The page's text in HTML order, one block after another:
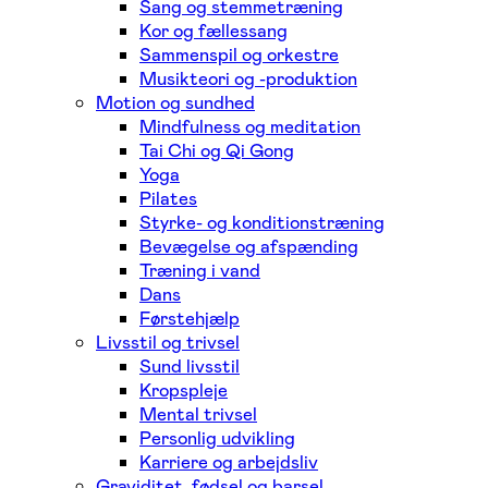
Sang og stemmetræning
Kor og fællessang
Sammenspil og orkestre
Musikteori og -produktion
Motion og sundhed
Mindfulness og meditation
Tai Chi og Qi Gong
Yoga
Pilates
Styrke- og konditionstræning
Bevægelse og afspænding
Træning i vand
Dans
Førstehjælp
Livsstil og trivsel
Sund livsstil
Kropspleje
Mental trivsel
Personlig udvikling
Karriere og arbejdsliv